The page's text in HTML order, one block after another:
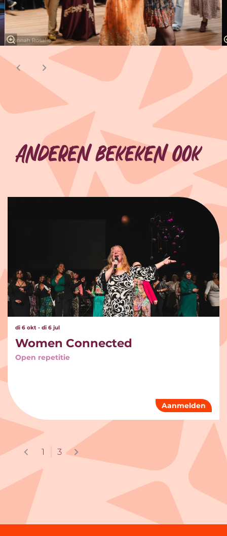
Hannah Rosalie
Anderen bekeken ook
Women Connected
Open repetitie
di 6 okt - di 6 jul
Aanmelden
1 3